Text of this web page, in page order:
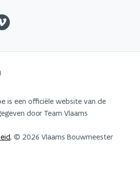
is een officiële website van de
door Team Vlaams
, © 2026 Vlaams Bouwmeester